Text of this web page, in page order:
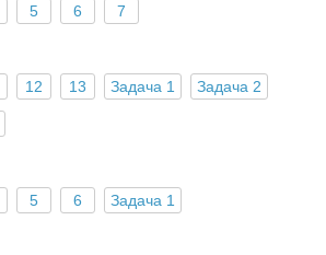
5 6 7
12 13 Задача 1 Задача 2
5 6 Задача 1